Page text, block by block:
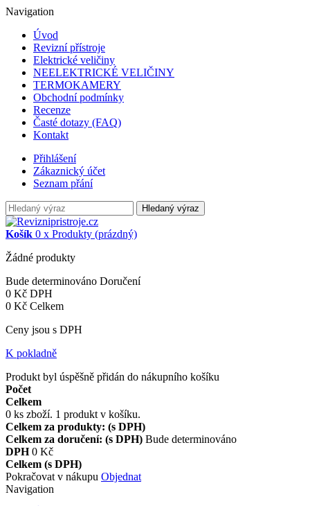
Navigation
Úvod
Revizní přístroje
Elektrické veličiny
NEELEKTRICKÉ VELIČINY
TERMOKAMERY
Obchodní podmínky
Recenze
Časté dotazy (FAQ)
Kontakt
Přihlášení
Zákaznický účet
Seznam přání
Hledaný výraz
Košík 0 x Produkty (prázdný)
Žádné produkty
Bude determinováno Doručení
0 Kč DPH
0 Kč Celkem
Ceny jsou s DPH
K pokladně
Produkt byl úspěšně přidán do nákupního košíku
Počet
Celkem
0 ks zboží. 1 produkt v košíku.
Celkem za produkty: (s DPH)
Celkem za doručení: (s DPH) Bude determinováno
DPH 0 Kč
Celkem (s DPH)
Pokračovat v nákupu Objednat
Navigation